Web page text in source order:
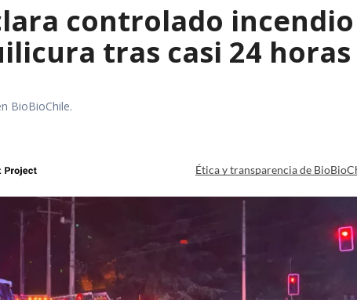
controlado
tras casi 24
BioBioChile.
Ética y transparencia de